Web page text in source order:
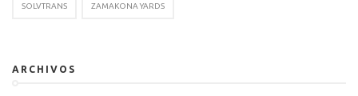
SOLVTRANS ZAMAKONA YARDS
ARCHIVOS